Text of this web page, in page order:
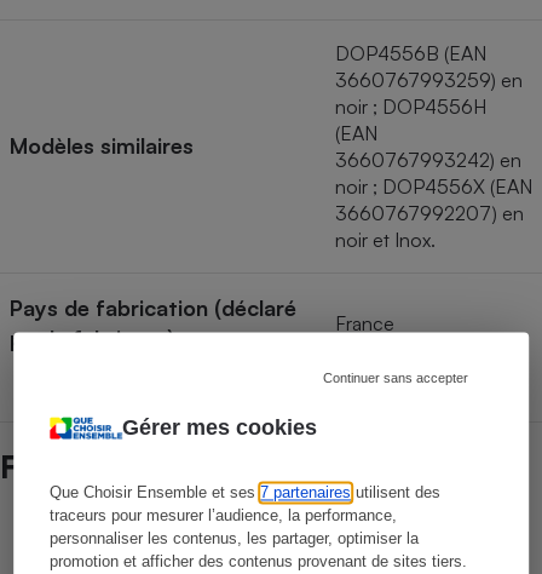
Gérer mes cookies
Que Choisir Ensemble et ses7 partenaires utilisent des
traceurs pour mesurer l’audience, la performance,
personnaliser les contenus, les partager, optimiser la
promotion et afficher des contenus provenant de sites tiers.
Continuer sans accepter
Modèles similaires
DOP4556B (EAN
3660767993259) en
noir ; DOP4556H
(EAN
3660767993242) en
noir ; DOP4556X (EAN
3660767992207) en
noir et Inox.
Pays de fabrication (déclaré
par le fabricant)
France
Fiabilité des marques
Durée de vie des marques